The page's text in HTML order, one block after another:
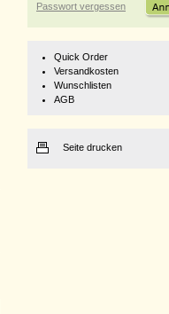
Passwort vergessen
Quick Order
Versandkosten
Wunschlisten
AGB
Seite drucken